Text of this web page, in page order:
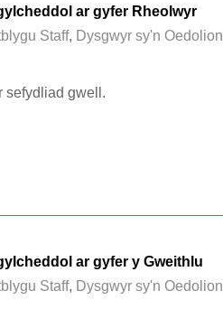
ar gyfer Rheolwyr
Staff, Dysgwyr sy'n Oedolion
sefydliad gwell.
ar gyfer y Gweithlu
Staff, Dysgwyr sy'n Oedolion